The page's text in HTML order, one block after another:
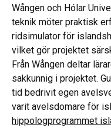
Wången och Hólar
teknik möter praktisk
ridsimulator för
vilket gör projektet
Från Wången deltar
sakkunnig i projektet.
tid bedrivit egen
varit avelsdomare för
hippologprogrammet